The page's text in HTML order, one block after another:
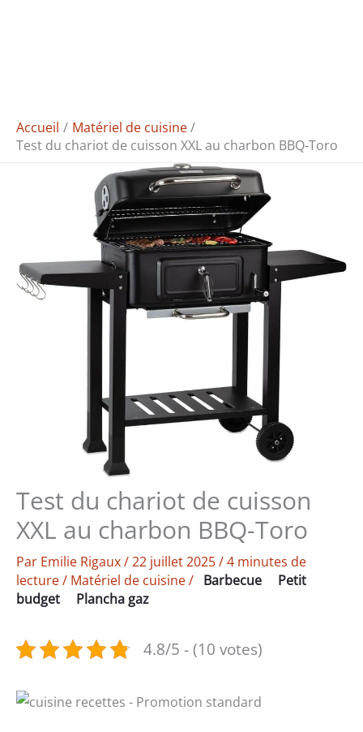
Accueil
Matériel de cuisine
Test du chariot de cuisson XXL au charbon BBQ-Toro
Test du chariot de cuisson
XXL au charbon BBQ-Toro
Par Emilie Rigaux/22 juillet 2025/4 minutes de
lecture/ Matériel de cuisine/ Barbecue
Petit
budget
Plancha gaz
4.8/5 - (10 votes)